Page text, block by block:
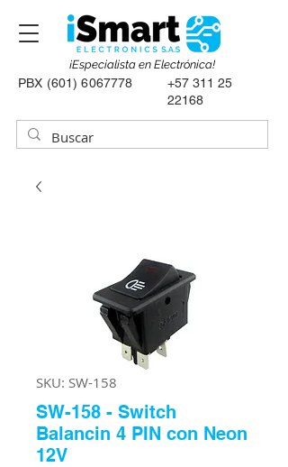
PBX (601) 6067778
+57 311 25
22168
¡Especialista en Electrónica!
SKU: SW-158
SW-158 - Switch
Balancin 4 PIN con Neon
12V